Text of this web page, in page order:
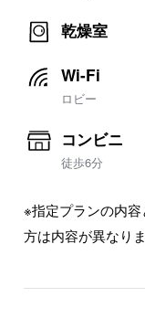
乾燥室
Wi-Fi
ロビー
コンビニ
徒歩6分
※指定プランの内
方は内容が異なり